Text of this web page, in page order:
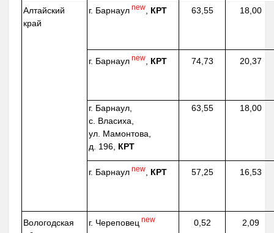
Алтайский
край
г. Барнаул new КРТ 63,55 18,00
г. Барнаул new КРТ 74,73 20,37
г. Барнаул,
с. Власиха,
ул. Мамонтова,
д. 196, КРТ
63,55 18,00
г. Барнаул new КРТ 57,25 16,53
Вологодская
г. Череповец new 0,52 2,09